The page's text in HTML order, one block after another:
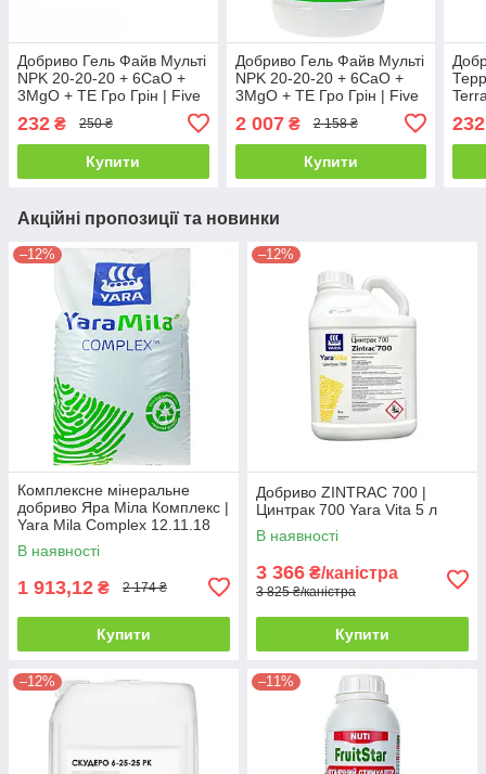
Добриво Гель Файв Мульті
NPK 20-20-20 + 6CaO +
3MgO + TE Гро Грін | Five
232 ₴ 250 ₴
Купити
Добриво Гель Файв Мульті
NPK 20-20-20 + 6CaO +
3MgO + TE Гро Грін | Five
2 007₴ 2 158 ₴
Купити
232
Акційні пропозиції та новинки
–12%
Комплексне мінеральне
добриво Яра Міла Комплекс |
Yara Mila Complex 12.11.18
25 кг
В наявності
1 913,12 ₴ 2 174 ₴
Купити
–12%
Добриво ZINTRAC 700 |
Цинтрак 700 Yara Vita 5 л
В наявності
3 366 ₴/каністра
3 825 ₴/каністра
Купити
–12% –11%